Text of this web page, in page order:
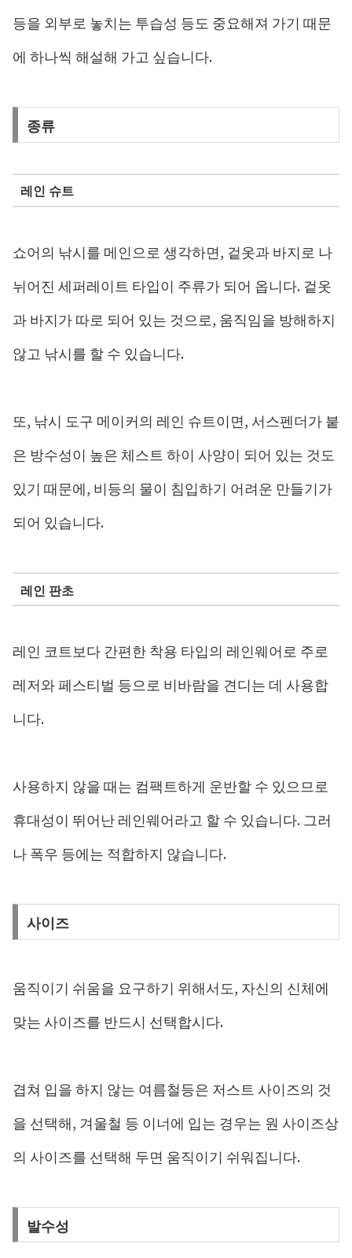
등을 외부로 놓치는 투습성 등도 중요해져 가기 때문
에 하나씩 해설해 가고 싶습니다.
종류
레인 슈트
쇼어의 낚시를 메인으로 생각하면, 겉옷과 바지로 나
뉘어진 세퍼레이트 타입이 주류가 되어 옵니다. 겉옷
과 바지가 따로 되어 있는 것으로, 움직임을 방해하지
않고 낚시를 할 수 있습니다.
또, 낚시 도구 메이커의 레인 슈트이면, 서스펜더가 붙
은 방수성이 높은 체스트 하이 사양이 되어 있는 것도
있기 때문에, 비등의 물이 침입하기 어려운 만들기가
되어 있습니다.
레인 판초
레인 코트보다 간편한 착용 타입의 레인웨어로 주로
레저와 페스티벌 등으로 비바람을 견디는 데 사용합
니다.
사용하지 않을 때는 컴팩트하게 운반할 수 있으므로
휴대성이 뛰어난 레인웨어라고 할 수 있습니다. 그러
나 폭우 등에는 적합하지 않습니다.
사이즈
움직이기 쉬움을 요구하기 위해서도, 자신의 신체에
맞는 사이즈를 반드시 선택합시다.
겹쳐 입을 하지 않는 여름철등은 저스트 사이즈의 것
을 선택해, 겨울철 등 이너에 입는 경우는 원 사이즈상
의 사이즈를 선택해 두면 움직이기 쉬워집니다.
발수성